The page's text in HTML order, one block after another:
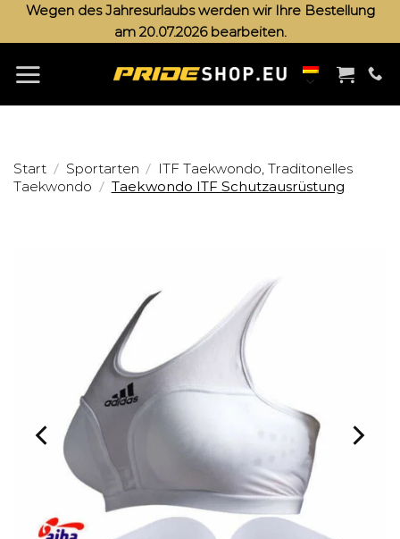
ZumWegen des Jahresurlaubs werden wir Ihre Bestellung
am 20.07.2026 bearbeiten.
Start / Sportarten / ITF Taekwondo, Traditonelles
Taekwondo / Taekwondo ITF Schutzausrüstung